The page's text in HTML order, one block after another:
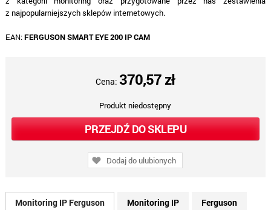
z najpopularniejszych sklepów internetowych.
EAN:FERGUSON SMART EYE 200 IP CAM
Cena:370,57 zł
Produkt niedostępny
PRZEJDŹ DO SKLEPU
Dodaj do ulubionych
Monitoring IP Ferguson Monitoring IP
Ferguson